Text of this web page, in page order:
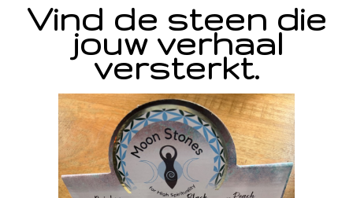
Vind de steen die
jouw verhaal
versterkt.